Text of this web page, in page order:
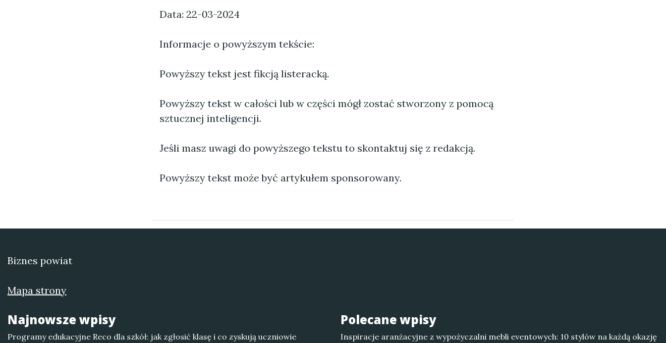
Data: 22-03-2024
Informacje o powyższym tekście:
Powyższy tekst jest fikcją listeracką.
Powyższy tekst w całości lub w części mógł zostać stworzony z pomocą
sztucznej inteligencji.
Jeśli masz uwagi do powyższego tekstu to skontaktuj się z redakcją.
Powyższy tekst może być artykułem sponsorowany.
Biznes powiat
Mapa strony
Najnowsze wpisy
Programy edukacyjne Reco dla szkół: jak zgłosić klasę i co zyskują uczniowie
Polecane wpisy
Inspiracje aranżacyjne z wypożyczalni mebli eventowych: 10 stylów na każdą okazję